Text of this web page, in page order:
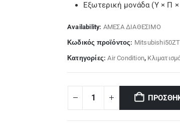
Εξωτερική μονάδα (Υ × Π
Availability: ΑΜΕΣΑ ΔΙΑΘΕΣΙΜΟ
Κωδικός προϊόντος:
Κατηγορίες:Air Condition,